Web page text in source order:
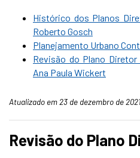
Histórico dos Planos
Roberto Gosch
Planejamento Urbano
Revisão do Plano
Ana Paula Wickert
Atualizado em 23 de dezembro de
Revisão do Plano